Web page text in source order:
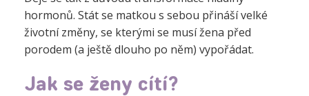
hormonů. Stát se matkou s sebou přináší velké
životní změny, se kterými se musí žena před
porodem (a ještě dlouho po něm) vypořádat.
Jak se ženy cítí?